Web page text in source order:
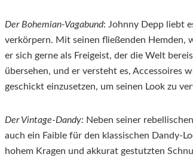
Der Bohemian-Vagabund: Johnny Depp liebt
verkörpern. Mit seinen fließenden Hemden,
er sich gerne als Freigeist, der die Welt
übersehen, und er versteht es, Accessoires
geschickt einzusetzen, um seinen Look zu
Der Vintage-Dandy: Neben seiner
auch ein Faible für den klassischen Dandy-
hohem Kragen und akkurat gestutzten